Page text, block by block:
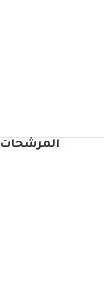
المرشحات